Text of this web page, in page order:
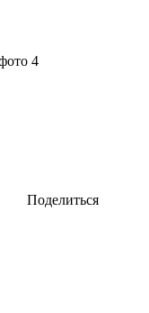
Поделиться